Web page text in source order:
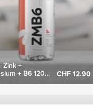
Zink +
+ B6 120
CHF 12.90